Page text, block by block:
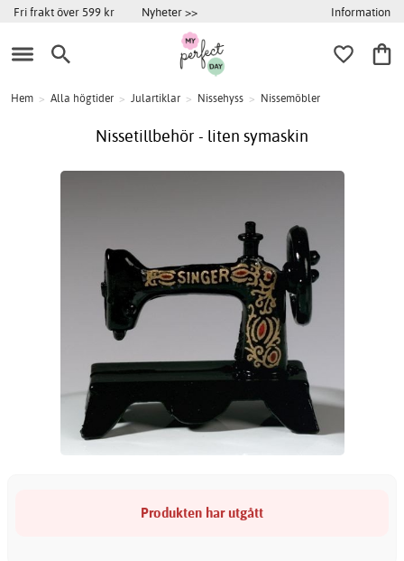
Fri frakt över 599 kr Nyheter >> Information
Hem > Alla högtider > Julartiklar > Nissehyss > Nissemöbler
Nissetillbehör - liten symaskin
Produkten har utgått